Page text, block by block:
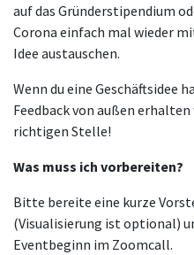
auf das Gründerstipendium
Corona einfach mal wieder
Idee austauschen.
Wenn du eine Geschäftsidee
Feedback von außen
richtigen Stelle!
Was muss ich vorbereiten?
Bitte bereite eine kurze
(Visualisierung ist optional)
Eventbeginn im Zoomcall.